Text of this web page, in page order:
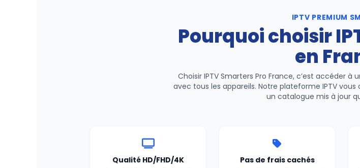
IPTV PREMIUM
Pourquoi choisir
en
Choisir IPTV Smarters Pro France, c’est accéder
avec tous les appareils. Notre plateforme IPTV
un catalogue mis à jour
Qualité HD/FHD/4K Pas de frais cachés